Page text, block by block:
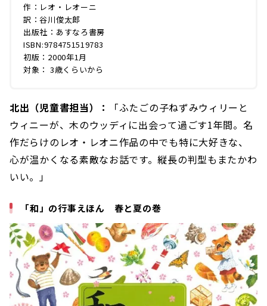
作：レオ・レオーニ
訳：谷川俊太郎
出版社：あすなろ書房
ISBN:9784751519783
初版：2000年1月
対象： 3歳くらいから
北出（児童書担当）：
「ふたごの子ねずみウィリーと
ウィニーが、木のウッディに出会って過ごす1年間。名
作だらけのレオ・レオニ作品の中でも特に大好きな、
心が温かくなる素敵なお話です。縦長の判型もまたかわ
いい。」
「和」の行事えほん 春と夏の巻